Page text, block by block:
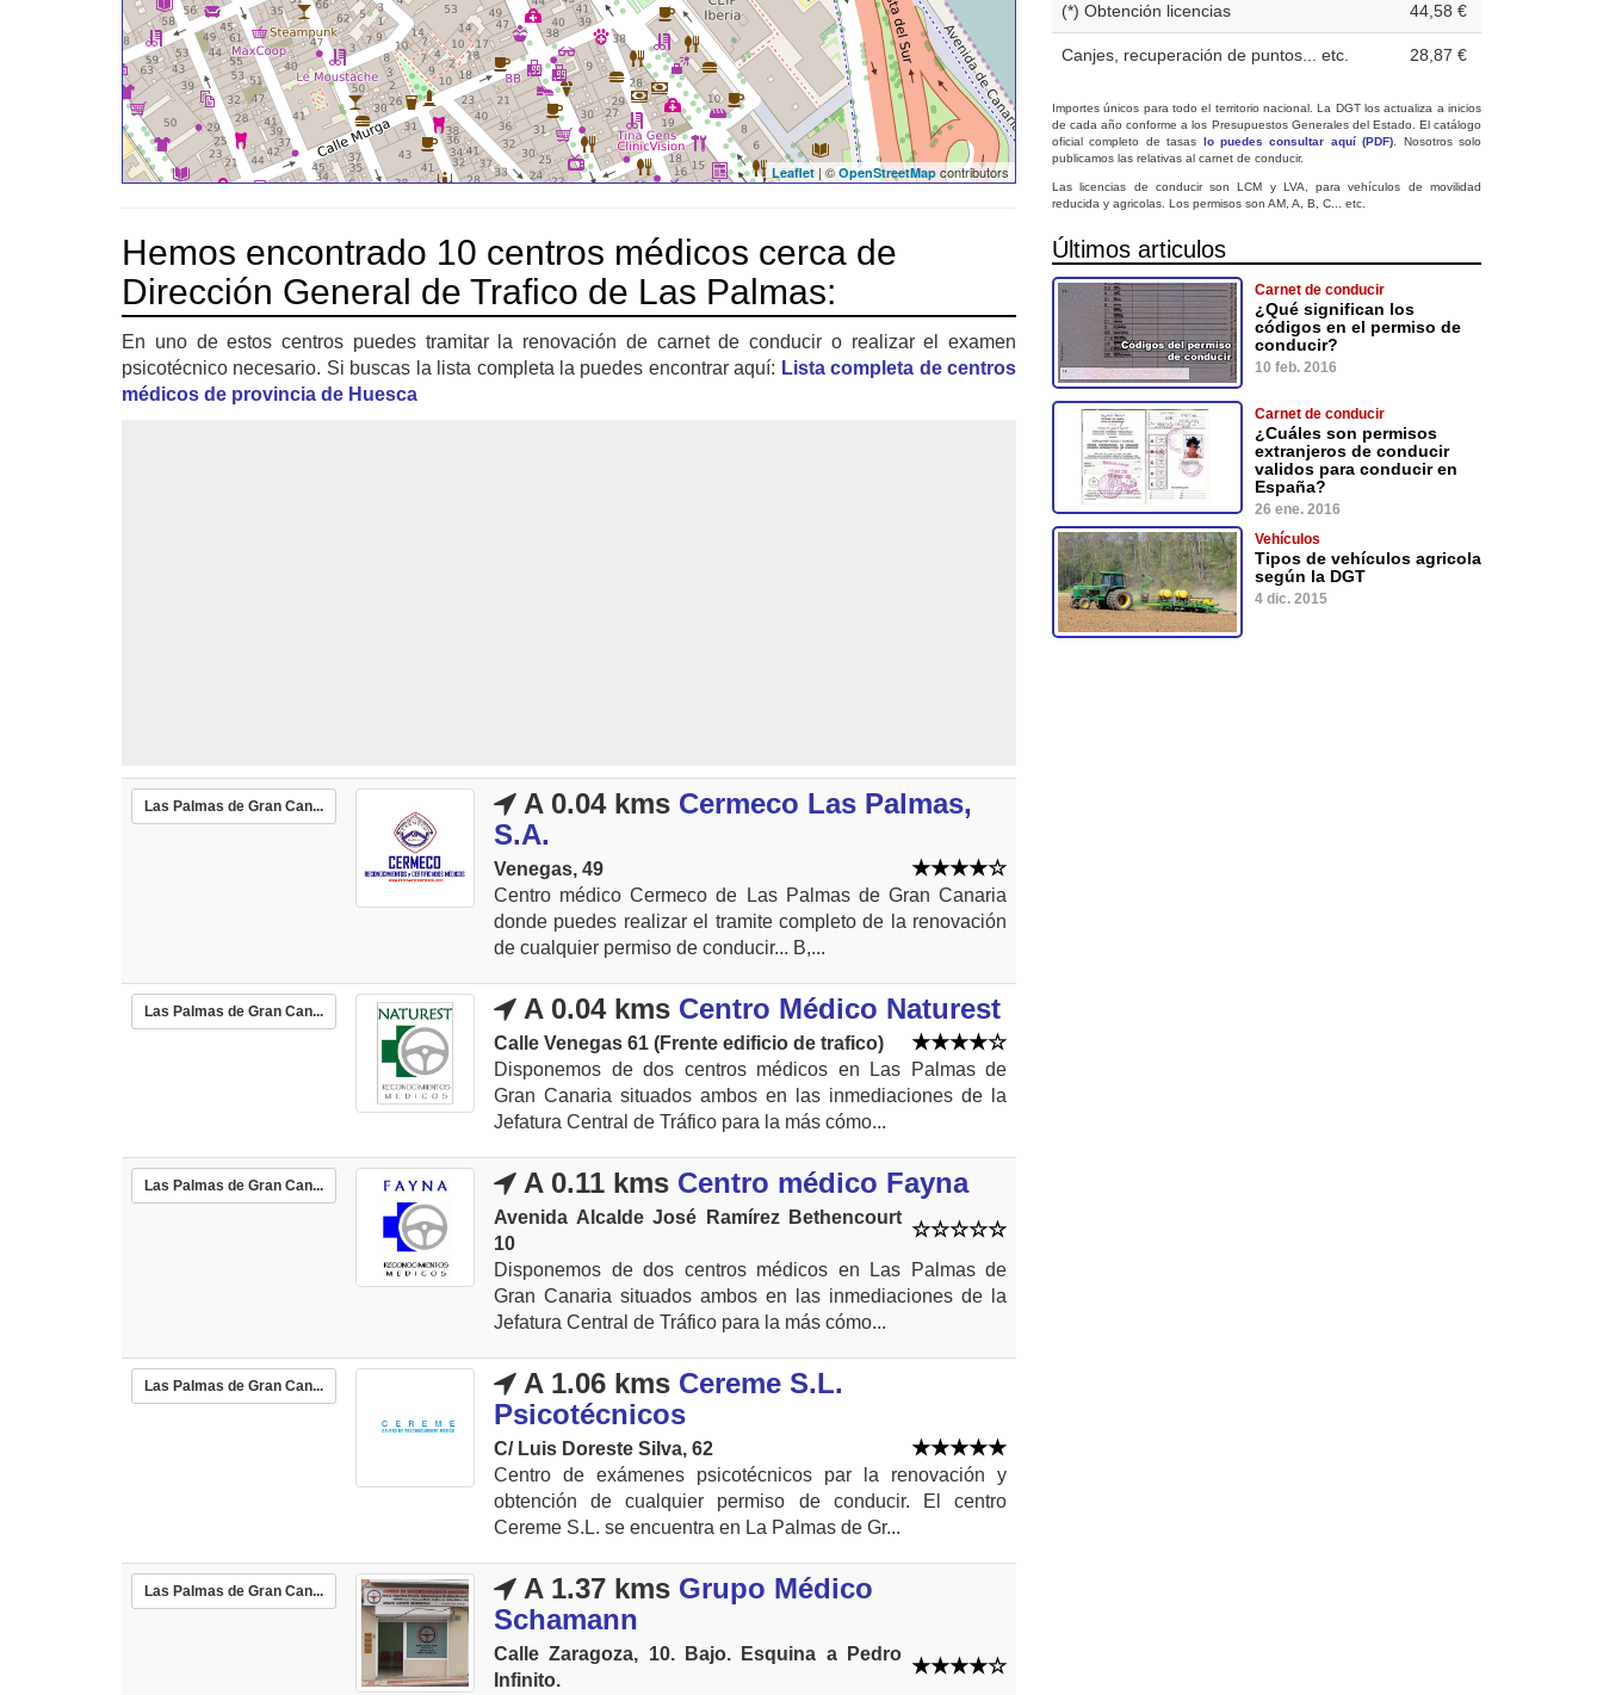
Leaflet| © OpenStreetMap contributors
Hemos encontrado 10 centros médicos cerca de
Dirección General de Trafico de Las Palmas:
En uno de estos centros puedes tramitar la renovación de carnet de conducir o realizar el examen
psicotécnico necesario. Si buscas la lista completa la puedes encontrar aquí: Lista completa de centros
médicos de provincia de Huesca
Las Palmas de Gran Can... A 0.04 kms Cermeco Las Palmas,
S.A.
Venegas, 49
Centro médico Cermeco de Las Palmas de Gran Canaria
donde puedes realizar el tramite completo de la renovación
de cualquier permiso de conducir... B,...
Las Palmas de Gran Can... A 0.04 kms Centro Médico Naturest
Calle Venegas 61 (Frente edificio de trafico)
Disponemos de dos centros médicos en Las Palmas de
Gran Canaria situados ambos en las inmediaciones de la
Jefatura Central de Tráfico para la más cómo...
Las Palmas de Gran Can... A 0.11 kms Centro médico Fayna
Avenida Alcalde José Ramírez Bethencourt
10
Disponemos de dos centros médicos en Las Palmas de
Gran Canaria situados ambos en las inmediaciones de la
Jefatura Central de Tráfico para la más cómo...
Las Palmas de Gran Can... A 1.06 kms Cereme S.L.
Psicotécnicos
C/ Luis Doreste Silva, 62
Centro de exámenes psicotécnicos par la renovación y
obtención de cualquier permiso de conducir. El centro
Cereme S.L. se encuentra en La Palmas de Gr...
Las Palmas de Gran Can... A 1.37 kms Grupo Médico
Schamann
Calle Zaragoza, 10. Bajo. Esquina a Pedro
Infinito.
(*) Obtención licencias 44,58 €
Canjes, recuperación de puntos... etc. 28,87 €
Importes únicos para todo el territorio nacional. La DGT los actualiza a inicios
de cada año conforme a los Presupuestos Generales del Estado. El catálogo
oficial completo de tasas lo puedes consultar aquí (PDF) . Nosotros solo
publicamos las relativas al carnet de conducir.
Las licencias de conducir son LCM y LVA, para vehículos de movilidad
reducida y agricolas. Los permisos son AM, A, B, C... etc.
Últimos articulos
Carnet de conducir
¿Qué significan los
códigos en el permiso de
conducir?
10 feb. 2016
Carnet de conducir
¿Cuáles son permisos
extranjeros de conducir
validos para conducir en
España?
26 ene. 2016
Vehículos
Tipos de vehículos agricola
según la DGT
4 dic. 2015